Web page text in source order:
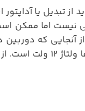
و سختی نیست
ساخته نشده اند اتصال